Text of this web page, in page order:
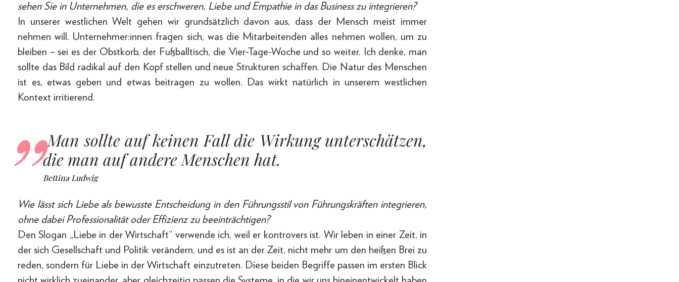
sehen Sie in Unternehmen, die es erschweren, Liebe und Empathie in das Business zu integrieren?
In unserer westlichen Welt gehen wir grundsätzlich davon aus, dass der Mensch meist immer
nehmen will. Unternehmer:innen fragen sich, was die Mitarbeitenden alles nehmen wollen, um zu
bleiben – sei es der Obstkorb, der Fußballtisch, die Vier-Tage-Woche und so weiter. Ich denke, man
sollte das Bild radikal auf den Kopf stellen und neue Strukturen schaffen. Die Natur des Menschen
ist es, etwas geben und etwas beitragen zu wollen. Das wirkt natürlich in unserem westlichen
Kontext irritierend.
Man sollte auf keinen Fall die Wirkung unterschätzen,
die man auf andere Menschen hat.
Bettina Ludwig
Wie lässt sich Liebe als bewusste Entscheidung in den Führungsstil von Führungskräften integrieren,
ohne dabei Professionalität oder Effizienz zu beeinträchtigen?
Den Slogan „Liebe in der Wirtschaft“ verwende ich, weil er kontrovers ist. Wir leben in einer Zeit, in
der sich Gesellschaft und Politik verändern, und es ist an der Zeit, nicht mehr um den heißen Brei zu
reden, sondern für Liebe in der Wirtschaft einzutreten. Diese beiden Begriffe passen im ersten Blick